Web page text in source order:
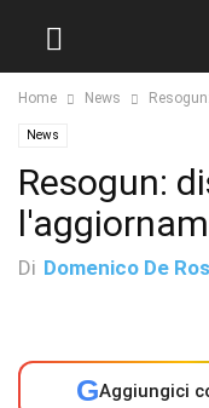
Home News
News
Resogun:
Di Domenico De
GAggiungici